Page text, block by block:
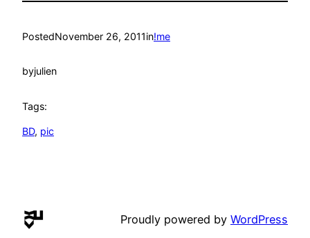
PostedNovember 26, 2011in!me
byjulien
Tags:
BD, pic
Proudly powered by WordPress